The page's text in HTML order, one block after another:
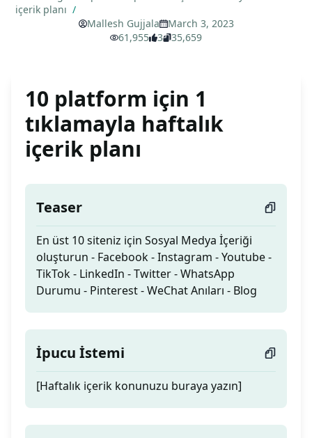
içerik planı /
Mallesh Gujjala
March 3, 2023
61,955
3 35,659
10 platform için 1
tıklamayla haftalık
içerik planı
Teaser
En üst 10 siteniz için Sosyal Medya İçeriği
oluşturun - Facebook - Instagram - Youtube -
TikTok - LinkedIn - Twitter - WhatsApp
Durumu - Pinterest - WeChat Anıları - Blog
İpucu İstemi
[Haftalık içerik konunuzu buraya yazın]